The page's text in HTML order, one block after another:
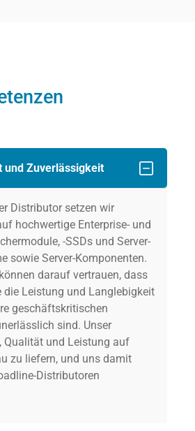
und Zuverlässigkeit
Distributor setzen wir
hochwertige Enterprise- und
-SSDs und Server-
sowie Server-Komponenten.
darauf vertrauen, dass
die Leistung und Langlebigkeit
geschäftskritischen
sind. Unser
Qualität und Leistung auf
zu liefern, und uns damit
Distributoren